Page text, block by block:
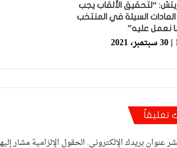
“لتحقيق الألقاب يجب
العادات السيئة في المنتخب
نعمل عليه”
تعليقاً
عنوان بريدك الإلكتروني.الحقول الإلزامية مشار